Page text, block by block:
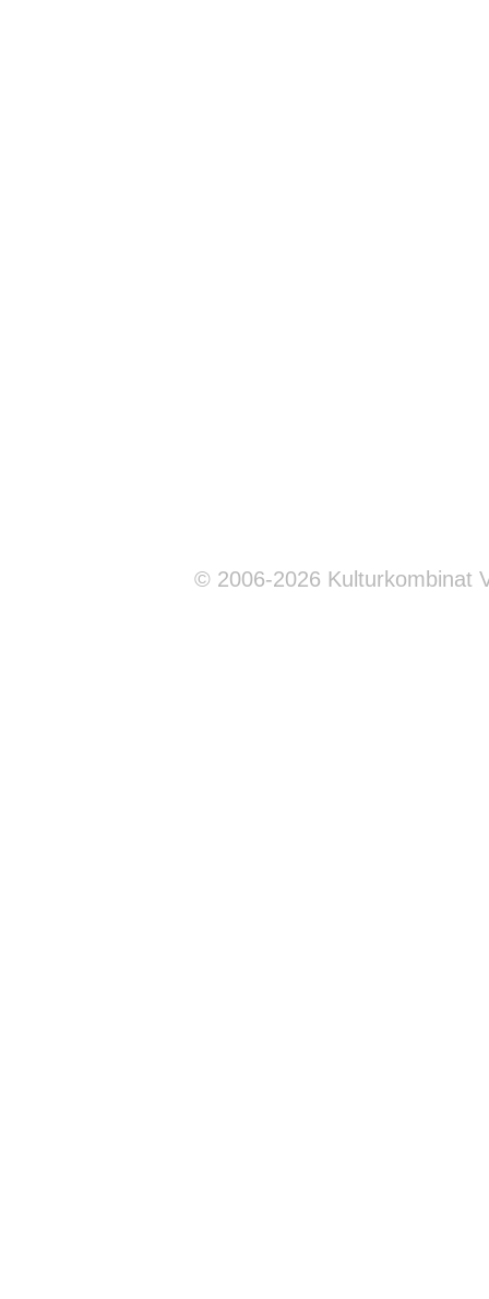
© 2006-2026